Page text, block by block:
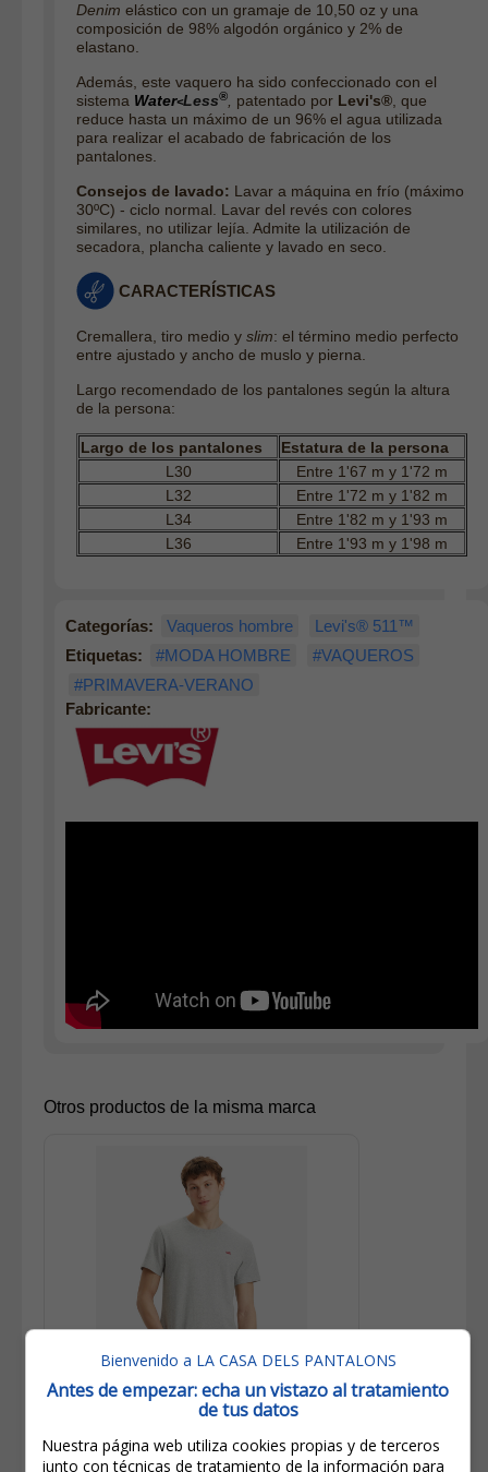
Denim elástico con un gramaje de 10,50 oz y una
composición de 98% algodón orgánico y 2% de
elastano.
Además, este vaquero ha sido confeccionado con el
sistema Water<Less® patentado por Levi's® , que
reduce hasta un máximo de un 96% el agua utilizada
para realizar el acabado de fabricación de los
pantalones.
Consejos de lavado: Lavar a máquina en frío (máximo
30ºC) - ciclo normal. Lavar del revés con colores
similares, no utilizar lejía. Admite la utilización de
secadora, plancha caliente y lavado en seco.
CARACTERÍSTICAS
Cremallera, tiro medio y slim: el término medio perfecto
entre ajustado y ancho de muslo y pierna.
Largo recomendado de los pantalones según la altura
de la persona:
Largo de los pantalones
Estatura de la persona
L30
Entre 1'67 m y 1'72 m
L32
Entre 1'72 m y 1'82 m
L34
Entre 1'82 m y 1'93 m
L36
Entre 1'93 m y 1'98 m
Categorías: Vaqueros hombre
Levi's® 511™
Etiquetas:
#MODA HOMBRE
#VAQUEROS
#PRIMAVERA-VERANO
Fabricante:
Otros productos de la misma marca
17,50€
Bienvenido a LA CASA DELS PANTALONS
Antes de empezar: echa un vistazo al tratamiento
de tus datos
Nuestra página web utiliza cookies propias y de terceros
junto con técnicas de tratamiento de la información para